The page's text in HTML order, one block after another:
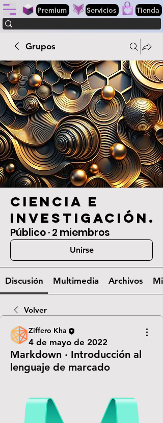
Premium Servicios Tienda
Grupos
Ciencia e
investigación.
Público·2 miembros
Unirse
Discusión Multimedia Archivos
Volver
Ziffero Kha
4 de mayo de 2022
Markdown · Introducción al
lenguaje de marcado